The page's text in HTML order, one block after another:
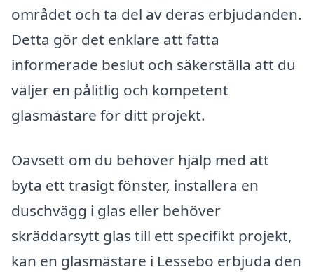
området och ta del av deras erbjudanden.
Detta gör det enklare att fatta
informerade beslut och säkerställa att du
väljer en pålitlig och kompetent
glasmästare för ditt projekt.
Oavsett om du behöver hjälp med att
byta ett trasigt fönster, installera en
duschvägg i glas eller behöver
skräddarsytt glas till ett specifikt projekt,
kan en glasmästare i Lessebo erbjuda den